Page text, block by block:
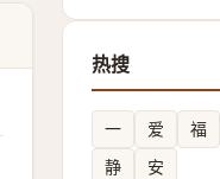
热搜
一 爱 福
静
安